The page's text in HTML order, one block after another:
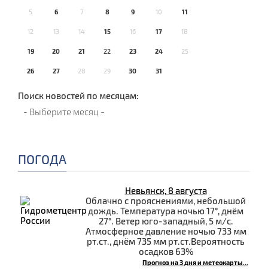
5 6 7 8 9 10 11
12 13 14 15 16 17 18
19 20 21 22 23 24 25
26 27 28 29 30 31
Поиск новостей по месяцам:
ПОГОДА
Невьянск, 8 августа
Облачно с прояснениями, небольшой
дождь. Температура ночью 17°, днём
27°. Ветер юго-западный, 5 м/с.
Атмосферное давление ночью 733 мм
рт.ст., днём 735 мм рт.ст.Вероятность
осадков 63%
Прогноз на 3 дня и метеокарты...